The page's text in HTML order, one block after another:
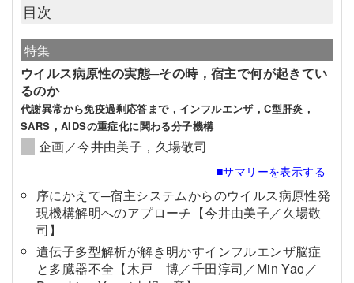
目次
特集
ウイルス病原性の実態─その時，宿主で何が起きてい
るのか
代謝異常から免疫過剰応答まで，インフルエンザ，C型肝炎，
SARS，AIDSの重症化に関わる分子機構
企画／今井由美子，久場敬司
■サマリーを表示する
序にかえて─宿主システムからのウイルス病原性発
現機構解明へのアプローチ【今井由美子／久場敬
司】
遺伝子多型解析が解き明かすインフルエンザ脳症
と多臓器不全【木戸 博／千田淳司／Min Yao／